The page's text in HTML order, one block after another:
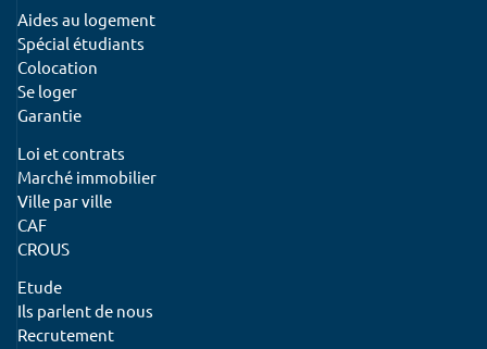
Aides au logement
Spécial étudiants
Colocation
Se loger
Garantie
Loi et contrats
Marché immobilier
Ville par ville
CAF
CROUS
Etude
Ils parlent de nous
Recrutement